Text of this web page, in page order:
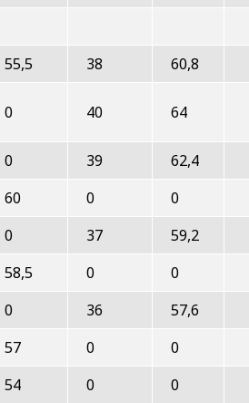
55,5 38 60,8
0 40 64
0 39
62,4
60 0
0
0 37
59,2
58,5 0
0
0 36
57,6
57 0
0
54 0
0